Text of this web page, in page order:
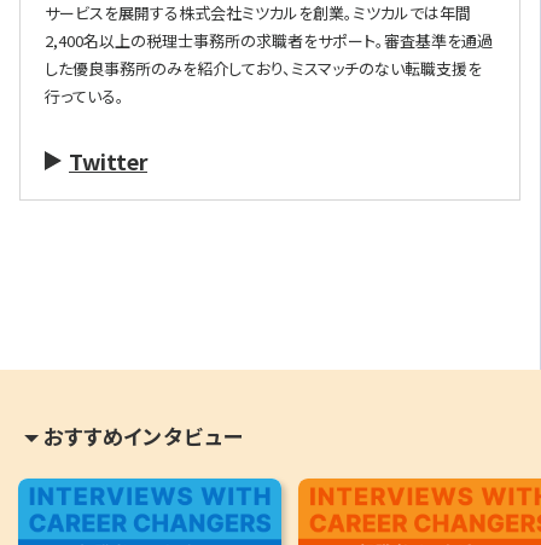
おすすめインタビュー
サービスを展開する株式会社ミツカルを創業。ミツカルでは年間
2,400名以上の税理士事務所の求職者をサポート。審査基準を通過
した優良事務所のみを紹介しており、ミスマッチのない転職支援を
行っている。
Twitter